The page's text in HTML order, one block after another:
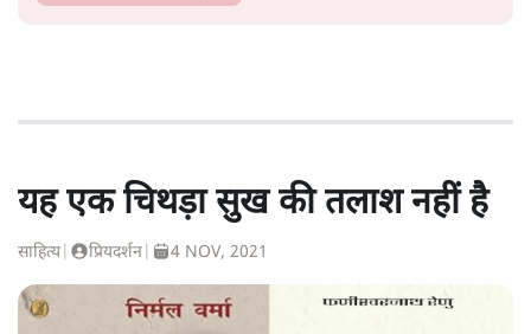
यह एक चिथड़ा सुख की तलाश नहीं है
साहित्य| प्रियदर्शन 4 NOV, 2021